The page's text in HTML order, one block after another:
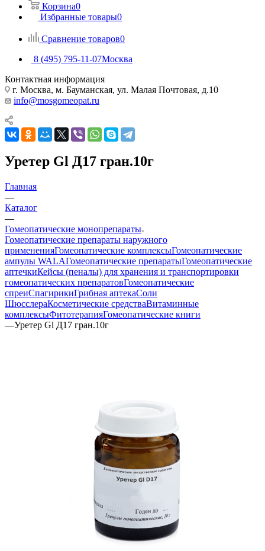
Корзина0
Избранные товары0
Сравнение товаров0
8 (495) 795-11-07Москва
Контактная информация
г. Москва, м. Бауманская, ул. Малая Почтовая, д.10
info@mosgomeopat.ru
Уретер Gl Д17 гран.10г
Главная
—
Каталог
—
Гомеопатические монопрепараты
Гомеопатические препараты наружного
примененияГомеопатические комплексыГомеопатические
ампулы WALAГомеопатические препаратыГомеопатические
аптечкиКейсы (пеналы) для хранения и транспортировки
гомеопатических препаратовГомеопатические
спреиСпагирикиГрибная аптекаСоли
ШюсслераКосметические средстваВитаминные
комплексыФитотерапияГомеопатические книги
—Уретер Gl Д17 гран.10г